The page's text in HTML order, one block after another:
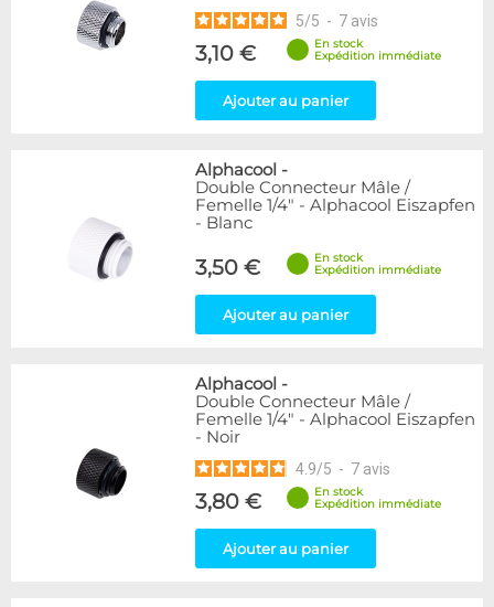
5/5 - 7 avis
3,10 €
En stock
Expédition immédiate
Ajouter au panier
Alphacool -
Double Connecteur Mâle /
Femelle 1/4" - Alphacool Eiszapfen
- Blanc
3,50 €
En stock
Expédition immédiate
Ajouter au panier
Alphacool -
Double Connecteur Mâle /
Femelle 1/4" - Alphacool Eiszapfen
- Noir
4.9/5 - 7 avis
3,80 €
En stock
Expédition immédiate
Ajouter au panier